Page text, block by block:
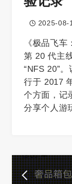
2025-08-
《极品飞
第 20 代主
“NFS 20”
行于 2017
个方面，记
分享个人游